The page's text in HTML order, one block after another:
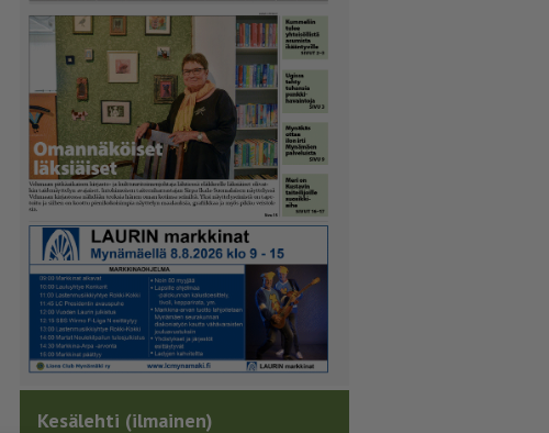
Kesälehti (ilmainen)